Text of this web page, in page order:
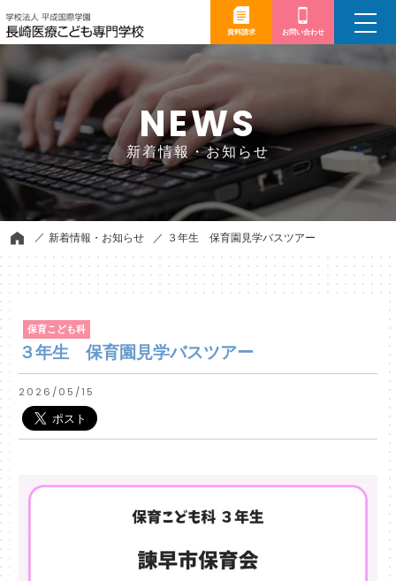
資料請求 お問い合わせ
toggle
NEWS
新着情報・お知らせ
新着情報・お知らせ ３年生 保育園見学バスツアー
保育こども科
３年生 保育園見学バスツアー
2026/05/15